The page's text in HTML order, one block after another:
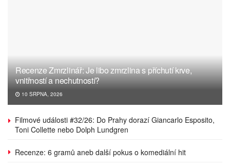
Recenze Zmrzlinář: Je libo zmrzlina s příchutí krve,
vnitřností a nechutností?
10 SRPNA, 2026
Filmové události #32/26: Do Prahy dorazí Giancarlo Esposito,
Toni Collette nebo Dolph Lundgren
Recenze: 6 gramů aneb další pokus o komediální hit